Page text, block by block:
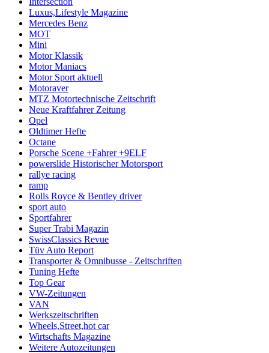
Luxus,Lifestyle Magazine
Mercedes Benz
MOT
Mini
Motor Klassik
Motor Maniacs
Motor Sport aktuell
Motoraver
MTZ Motortechnische Zeitschrift
Neue Kraftfahrer Zeitung
Opel
Oldtimer Hefte
Octane
Porsche Scene +Fahrer +9ELF
powerslide Historischer Motorsport
rallye racing
ramp
Rolls Royce & Bentley driver
sport auto
Sportfahrer
Super Trabi Magazin
SwissClassics Revue
Tüv Auto Report
Transporter & Omnibusse - Zeitschriften
Tuning Hefte
Top Gear
VW-Zeitungen
VAN
Werkszeitschriften
Wheels,Street,hot car
Wirtschafts Magazine
Weitere Autozeitungen